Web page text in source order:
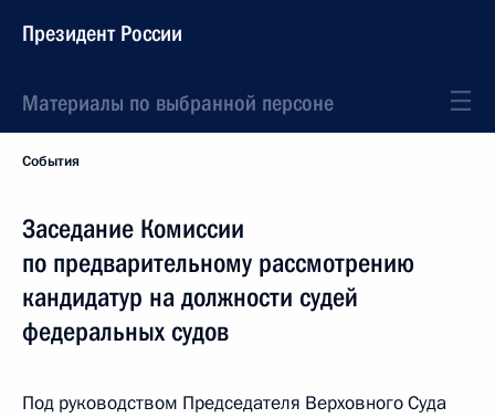
Президент России
Материалы по выбранной персоне
События
Заседание Комиссии
по предварительному рассмотрению
кандидатур на должности судей
федеральных судов
Под руководством Председателя Верховного Суда